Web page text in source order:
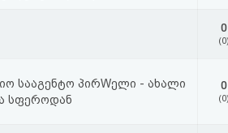
0
(0)
სააგენტო პირWელი - ახალი
სფეროდან
0
(0)